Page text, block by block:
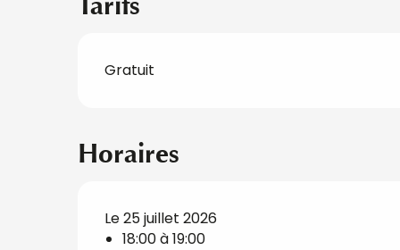
Gratuit
Horaires
Le 25 juillet 2026
18:00 à 19:00